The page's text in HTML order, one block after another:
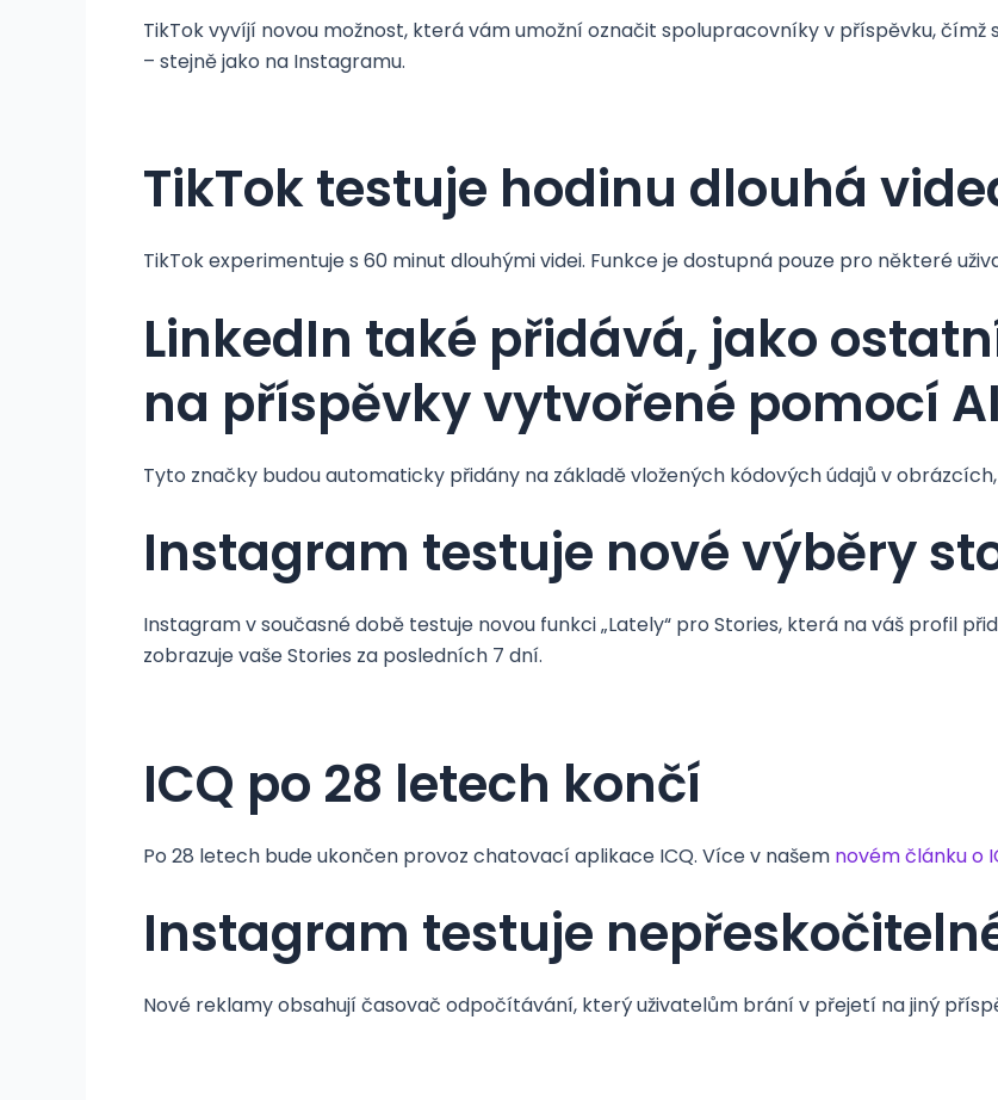
TikTok vyvíjí novou možnost, která vám umožní označit spolupracovníky v příspěvku,
– stejně jako na Instagramu.
TikTok testuje hodinu dlouhá
TikTok experimentuje s 60 minut dlouhými videi. Funkce je dostupná pouze pro některé
LinkedIn také přidává, jako
na příspěvky vytvořené pomocí AI
Tyto značky budou automaticky přidány na základě vložených kódových údajů v obrázcích,
Instagram testuje nové výběry
Instagram v současné době testuje novou funkci „Lately“ pro Stories, která na váš profil
zobrazuje vaše Stories za posledních 7 dní.
ICQ po 28 letech končí
Po 28 letech bude ukončen provoz chatovací aplikace ICQ. Více v našem novém článku o
Instagram testuje
Nové reklamy obsahují časovač odpočítávání, který uživatelům brání v přejetí na jiný